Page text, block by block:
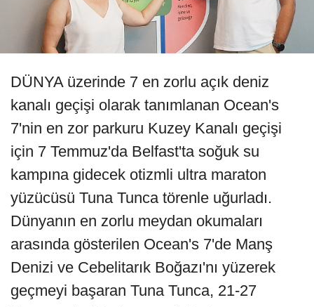
DÜNYA üzerinde 7 en zorlu açık deniz
kanalı geçişi olarak tanımlanan Ocean's
7'nin en zor parkuru Kuzey Kanalı geçişi
için 7 Temmuz'da Belfast'ta soğuk su
kampına gidecek otizmli ultra maraton
yüzücüsü Tuna Tunca törenle uğurladı.
Dünyanın en zorlu meydan okumaları
arasında gösterilen Ocean's 7'de Manş
Denizi ve Cebelitarık Boğazı'nı yüzerek
geçmeyi başaran Tuna Tunca, 21-27